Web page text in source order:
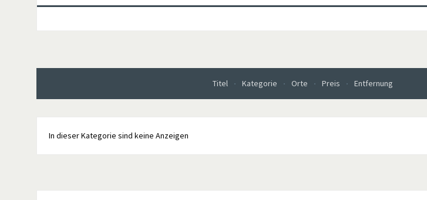
Titel Kategorie Orte Preis Entfernung
In dieser Kategorie sind keine Anzeigen